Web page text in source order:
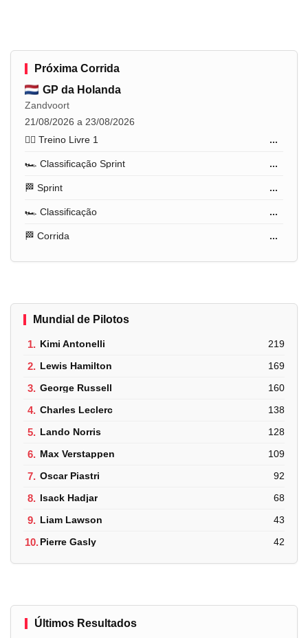
Próxima Corrida
GP da Holanda
Zandvoort
21/08/2026 a 23/08/2026
🏋️‍♂️ Treino Livre 1
...
🏎️ Classificação Sprint ...
🏁 Sprint ...
🏎️ Classificação ...
🏁 Corrida ...
Mundial de Pilotos
1. Kimi Antonelli 219
2. Lewis Hamilton 169
3. George Russell 160
4. Charles Leclerc 138
5. Lando Norris 128
6. Max Verstappen 109
7. Oscar Piastri 92
8. Isack Hadjar 68
9. Liam Lawson 43
10.Pierre Gasly 42
Últimos Resultados